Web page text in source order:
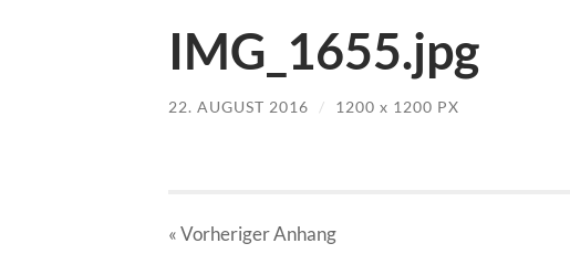
IMG_1655.jpg
22. AUGUST 2016 / 1200 x 1200 PX
« VorherigerAnhang